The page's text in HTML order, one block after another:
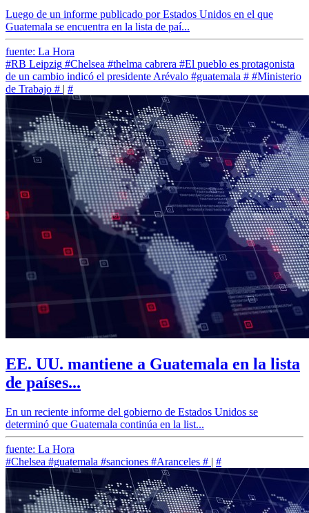
Luego de un informe publicado por Estados Unidos en el que
Guatemala se encuentra en la lista de paí...
fuente: La Hora
#RB Leipzig #Chelsea #thelma cabrera #El pueblo es protagonista
de un cambio indicó el presidente Arévalo #guatemala # #Ministerio
de Trabajo # | #
EE. UU. mantiene a Guatemala en la lista
de países...
En un reciente informe del gobierno de Estados Unidos se
determinó que Guatemala continúa en la list...
fuente: La Hora
#Chelsea #guatemala #sanciones #Aranceles # | #